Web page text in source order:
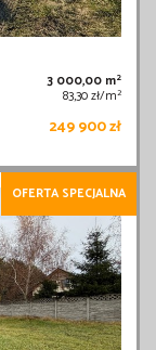
3 000,00 m2
83,30 zł/m2
249 900 zł
OFERTA SPECJALNA